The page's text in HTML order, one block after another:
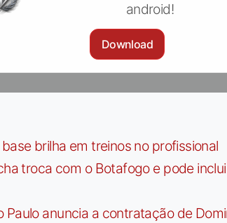
android!
Download
brilha em treinos no profissional
troca com o Botafogo e pode
Paulo anuncia a contratação de